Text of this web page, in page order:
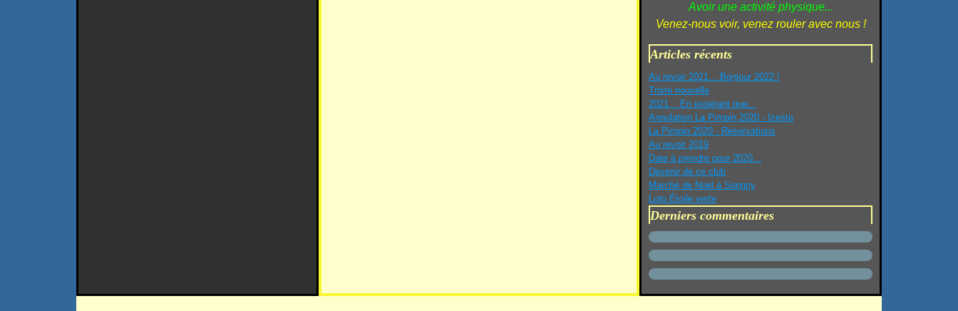
Avoir une activité physique...
Venez-nous voir, venez rouler avec nous !
Articles récents
Au revoir 2021... Bonjour 2022 !
Triste nouvelle
2021... En espérant que...
Annulation La Pimpin 2020 - Izeste
La Pimpin 2020 - Réservations
Au revoir 2019
Date à prendre pour 2020...
Devenir de ce club
Marché de Noël à Sorigny
Loto Étoile verte
Derniers commentaires